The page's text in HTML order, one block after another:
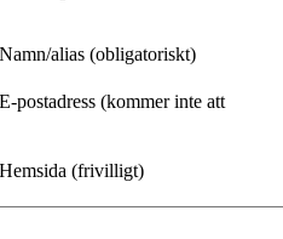
Namn/alias (obligatoriskt)
E-postadress (kommer inte att
Hemsida (frivilligt)